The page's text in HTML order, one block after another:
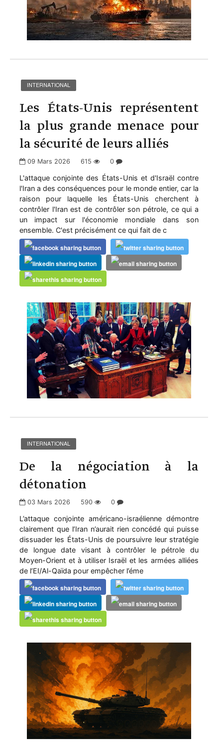
INTERNATIONAL
Les États-Unis représentent
la plus grande menace pour
la sécurité de leurs alliés
09 Mars 2026 615 0
L'attaque conjointe des États-Unis et d'Israël contre
l'Iran a des conséquences pour le monde entier, car la
raison pour laquelle les États-Unis cherchent à
contrôler l'Iran est de contrôler son pétrole, ce qui a
un impact sur l'économie mondiale dans son
ensemble. C'est précisément ce qui fait de c
INTERNATIONAL
De la négociation à la
détonation
03 Mars 2026 590 0
L’attaque conjointe américano-israélienne démontre
clairement que l’Iran n’aurait rien concédé qui puisse
dissuader les États-Unis de poursuivre leur stratégie
de longue date visant à contrôler le pétrole du
Moyen-Orient et à utiliser Israël et les armées alliées
de l’EI/Al-Qaïda pour empêcher l’éme